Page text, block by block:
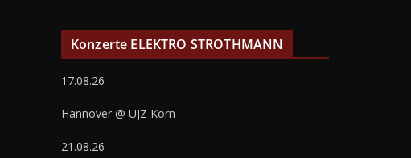
Konzerte ELEKTRO STROTHMANN
17.08.26
Hannover @ UJZ Korn
21.08.26